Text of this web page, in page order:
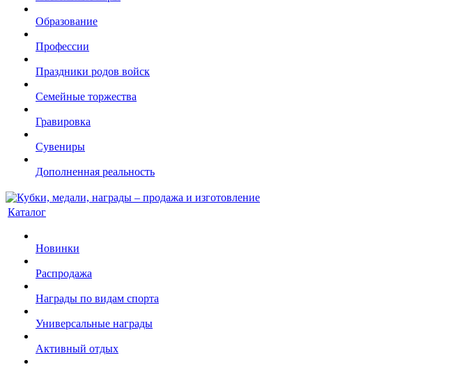
Образование
Профессии
Праздники родов войск
Семейные торжества
Гравировка
Сувениры
Дополненная реальность
Каталог
Новинки
Распродажа
Награды по видам спорта
Универсальные награды
Активный отдых